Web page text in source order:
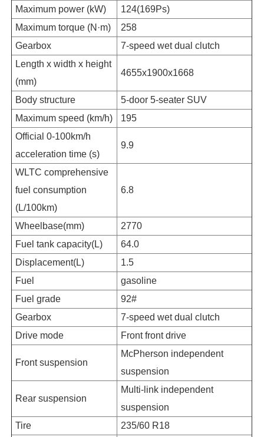
Maximum power (kW)
124(169Ps)
Maximum torque (N·m)
258
Gearbox
7-speed wet dual clutch
Length x width x height
(mm)
4655x1900x1668
Body structure
5-door 5-seater SUV
Maximum speed (km/h)
195
Official 0-100km/h
acceleration time (s)
9.9
WLTC comprehensive
fuel consumption
(L/100km)
6.8
Wheelbase(mm)
2770
Fuel tank capacity(L)
64.0
Displacement(L)
1.5
Fuel
gasoline
Fuel grade
92#
Gearbox
7-speed wet dual clutch
Drive mode
Front front drive
Front suspension
McPherson independent
suspension
Rear suspension
Multi-link independent
suspension
Tire
235/60 R18